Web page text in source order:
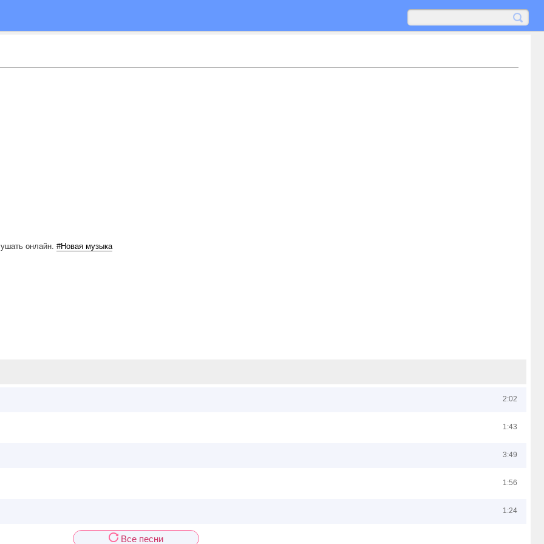
онлайн. #Новая музыка
2:02
1:43
3:49
1:56
1:24
Все песни